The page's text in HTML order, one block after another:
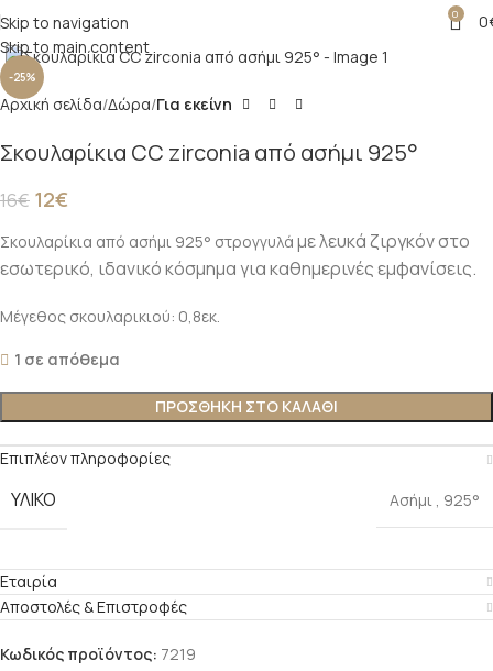
Skip to navigation
Skip to main content
0 0
-25%
Click to enlarge
Αρχική σελίδα Δώρα Για εκείνη
Σκουλαρίκια CC zirconia από ασήμι 925°
16€ 12€
Σκουλαρίκια από ασήμι 925° στρογγυλά με λευκά ζιργκόν στο
εσωτερικό, ιδανικό κόσμημα για καθημερινές εμφανίσεις.
Μέγεθος σκουλαρικιού: 0,8εκ.
1 σε απόθεμα
ΠΡΟΣΘΉΚΗ ΣΤΟ ΚΑΛΆΘΙ
Επιπλέον πληροφορίες
ΥΛΙΚΌ Ασήμι , 925°
Εταιρία
Αποστολές & Επιστροφές
Κωδικός προϊόντος: 7219